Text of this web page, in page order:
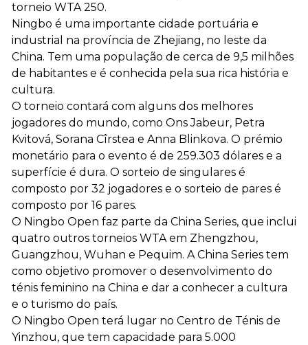
torneio WTA 250.
Ningbo é uma importante cidade portuária e
industrial na província de Zhejiang, no leste da
China. Tem uma população de cerca de 9,5 milhões
de habitantes e é conhecida pela sua rica história e
cultura.
O torneio contará com alguns dos melhores
jogadores do mundo, como Ons Jabeur, Petra
Kvitová, Sorana Cîrstea e Anna Blinkova. O prémio
monetário para o evento é de 259.303 dólares e a
superfície é dura. O sorteio de singulares é
composto por 32 jogadores e o sorteio de pares é
composto por 16 pares.
O Ningbo Open faz parte da China Series, que inclui
quatro outros torneios WTA em Zhengzhou,
Guangzhou, Wuhan e Pequim. A China Series tem
como objetivo promover o desenvolvimento do
ténis feminino na China e dar a conhecer a cultura
e o turismo do país.
O Ningbo Open terá lugar no Centro de Ténis de
Yinzhou, que tem capacidade para 5.000